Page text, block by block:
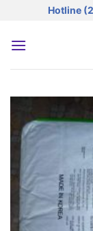
nội
Hotline